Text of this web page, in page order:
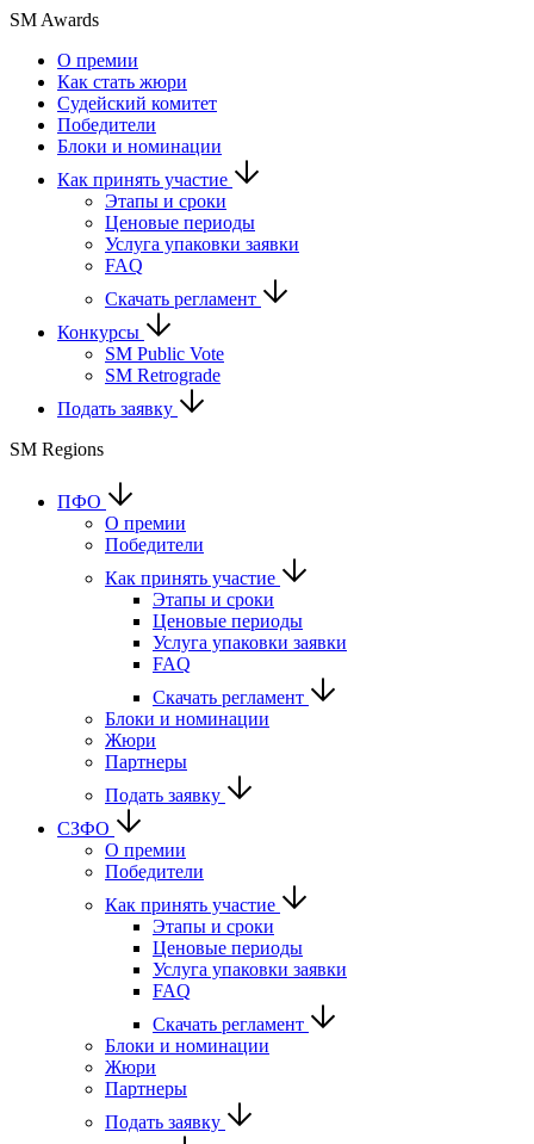
SM Awards
О премии
Как стать жюри
Судейский комитет
Победители
Блоки и номинации
Как принять участие
Этапы и сроки
Ценовые периоды
Услуга упаковки заявки
FAQ
Скачать регламент
Конкурсы
SM Public Vote
SM Retrograde
Подать заявку
SM Regions
ПФО
О премии
Победители
Как принять участие
Этапы и сроки
Ценовые периоды
Услуга упаковки заявки
FAQ
Скачать регламент
Блоки и номинации
Жюри
Партнеры
Подать заявку
СЗФО
О премии
Победители
Как принять участие
Этапы и сроки
Ценовые периоды
Услуга упаковки заявки
FAQ
Скачать регламент
Блоки и номинации
Жюри
Партнеры
Подать заявку